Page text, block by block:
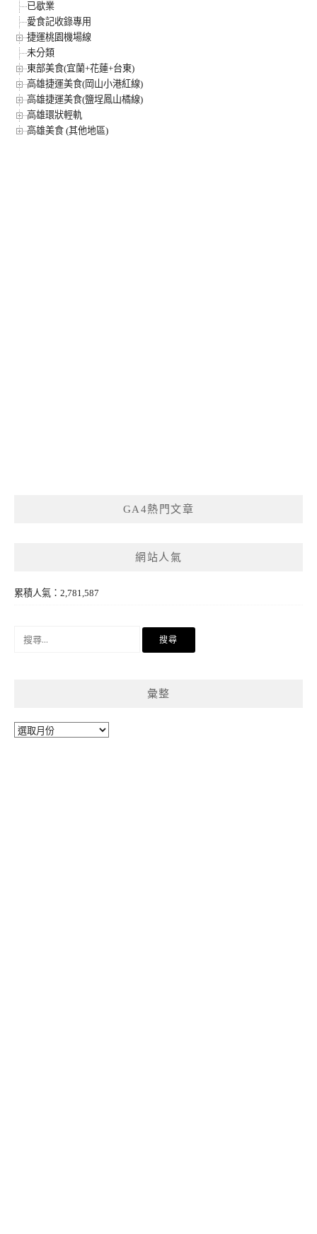
已歇業
愛食記收錄專用
捷運桃園機場線
未分類
東部美食(宜蘭+花蓮+台東)
高雄捷運美食(岡山小港紅線)
高雄捷運美食(鹽埕鳳山橘線)
高雄環狀輕軌
高雄美食 (其他地區)
GA4熱門文章
網站人氣
累積人氣：2,781,587
彙整
彙